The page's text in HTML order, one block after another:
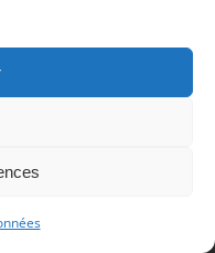
Freiburg -